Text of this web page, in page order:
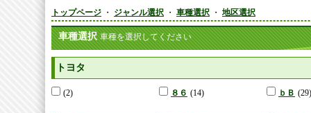
トップページ ・ ジャンル選択 ・ 車種選択 ・ 地区選択
車種選択 車種を選択してください
トヨタ
(2) ８６ (14) ｂＢ (29)